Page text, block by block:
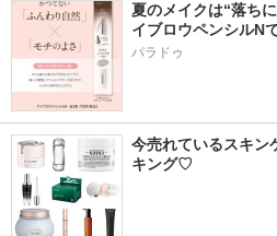
夏のメイクは“落ち
イブロウペンシルN
パラドゥ
今売れているスキン
キング♡